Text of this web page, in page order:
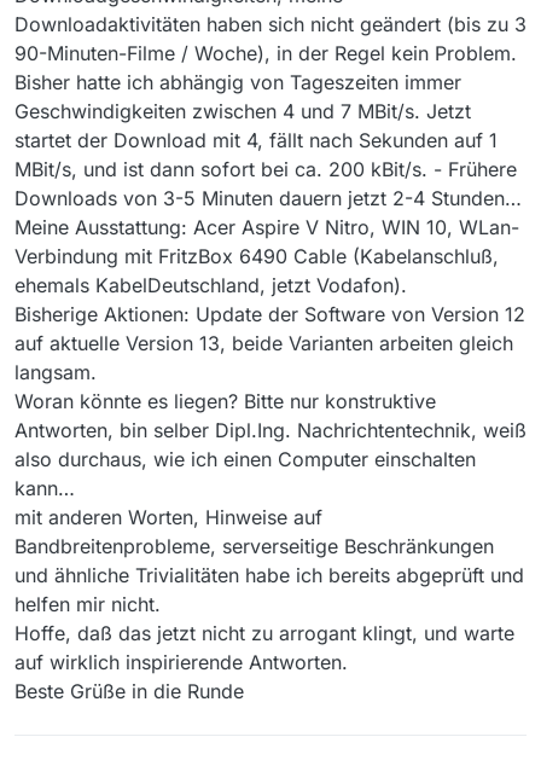
Downloadaktivitäten haben sich nicht geändert (bis zu 3
90-Minuten-Filme / Woche), in der Regel kein Problem.
Bisher hatte ich abhängig von Tageszeiten immer
Geschwindigkeiten zwischen 4 und 7 MBit/s. Jetzt
startet der Download mit 4, fällt nach Sekunden auf 1
MBit/s, und ist dann sofort bei ca. 200 kBit/s. - Frühere
Downloads von 3-5 Minuten dauern jetzt 2-4 Stunden…
Meine Ausstattung: Acer Aspire V Nitro, WIN 10, WLan-
Verbindung mit FritzBox 6490 Cable (Kabelanschluß,
ehemals KabelDeutschland, jetzt Vodafon).
Bisherige Aktionen: Update der Software von Version 12
auf aktuelle Version 13, beide Varianten arbeiten gleich
langsam.
Woran könnte es liegen? Bitte nur konstruktive
Antworten, bin selber Dipl.Ing. Nachrichtentechnik, weiß
also durchaus, wie ich einen Computer einschalten
kann…
mit anderen Worten, Hinweise auf
Bandbreitenprobleme, serverseitige Beschränkungen
und ähnliche Trivialitäten habe ich bereits abgeprüft und
helfen mir nicht.
Hoffe, daß das jetzt nicht zu arrogant klingt, und warte
auf wirklich inspirierende Antworten.
Beste Grüße in die Runde